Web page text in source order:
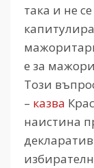
така и не
е за
Този
– казва
наистина